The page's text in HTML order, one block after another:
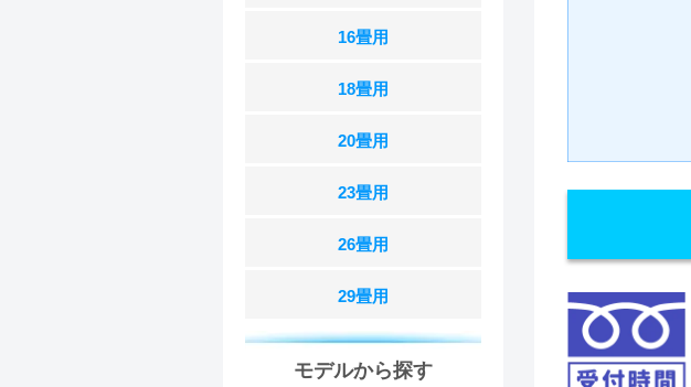
16畳用
18畳用
20畳用
23畳用
26畳用
29畳用
モデルから探す